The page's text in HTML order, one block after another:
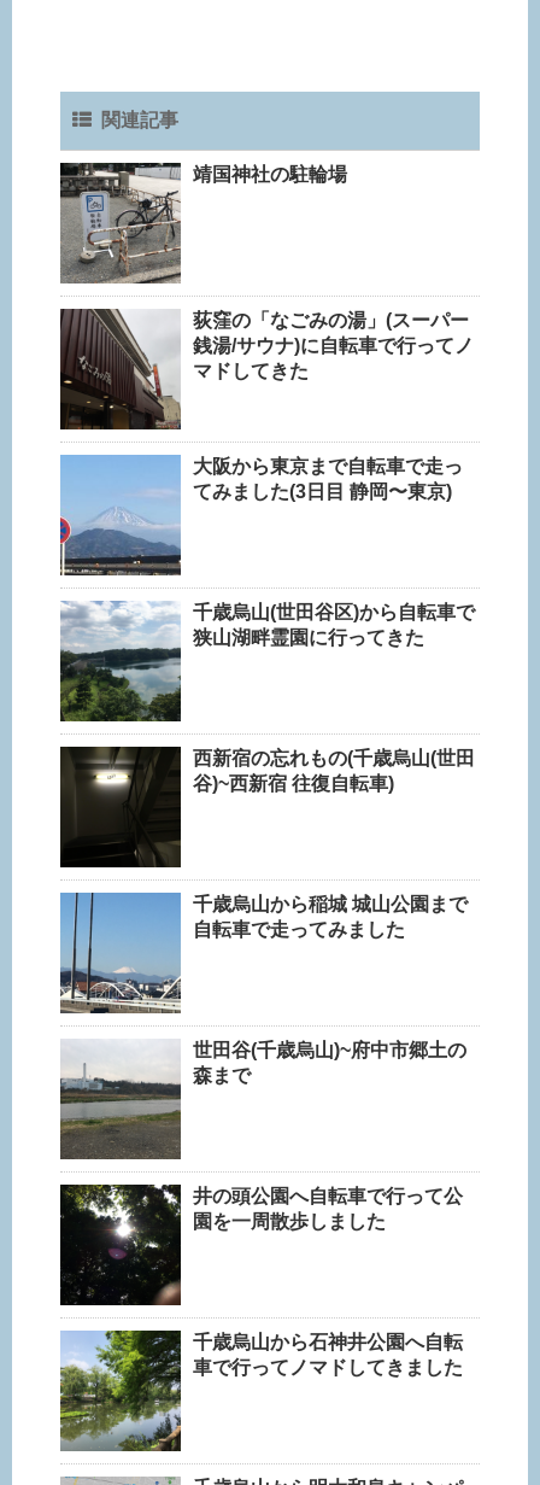
関連記事
靖国神社の駐輪場
荻窪の「なごみの湯」(スーパー
銭湯/サウナ)に自転車で行ってノ
マドしてきた
大阪から東京まで自転車で走っ
てみました(3日目 静岡〜東京)
千歳烏山(世田谷区)から自転車で
狭山湖畔霊園に行ってきた
西新宿の忘れもの(千歳烏山(世田
谷)~西新宿 往復自転車)
千歳烏山から稲城 城山公園まで
自転車で走ってみました
世田谷(千歳烏山)~府中市郷土の
森まで
井の頭公園へ自転車で行って公
園を一周散歩しました
千歳烏山から石神井公園へ自転
車で行ってノマドしてきました